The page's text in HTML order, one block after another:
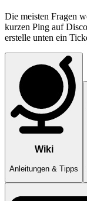
Die meisten Fragen
kurzen Ping auf
erstelle unten ein
Wiki
Anleitungen & Tipps